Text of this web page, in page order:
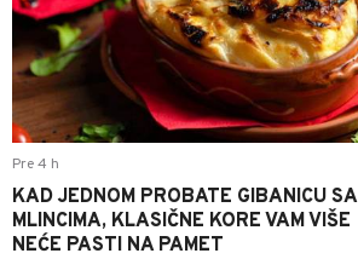
Pre 4 h
KAD JEDNOM PROBATE GIBANICU SA
MLINCIMA, KLASIČNE KORE VAM VIŠE
NEĆE PASTI NA PAMET